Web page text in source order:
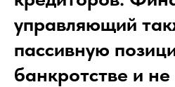
управляющий
пассивную
банкротстве и не